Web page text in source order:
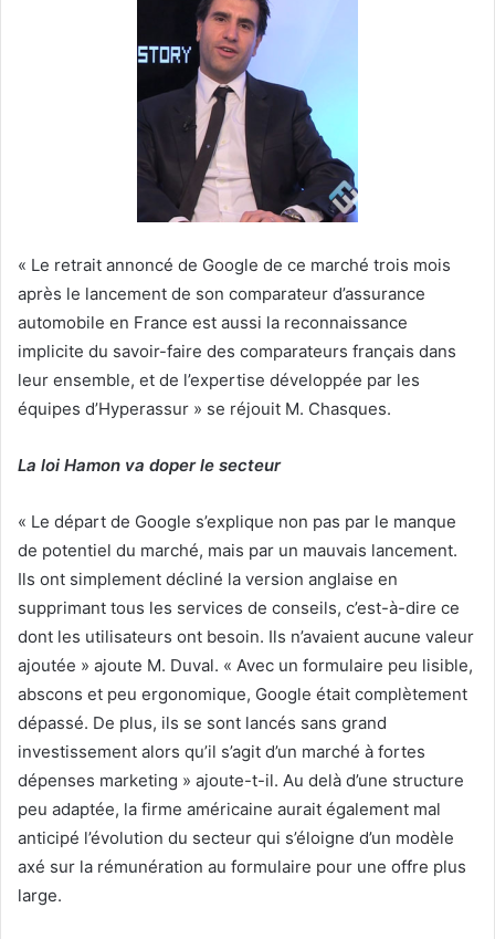
« Le retrait annoncé de Google de ce marché trois mois
après le lancement de son comparateur d’assurance
automobile en France est aussi la reconnaissance
implicite du savoir-faire des comparateurs français dans
leur ensemble, et de l’expertise développée par les
équipes d’Hyperassur » se réjouit M. Chasques.
La loi Hamon va doper le secteur
« Le départ de Google s’explique non pas par le manque
de potentiel du marché, mais par un mauvais lancement.
Ils ont simplement décliné la version anglaise en
supprimant tous les services de conseils, c’est-à-dire ce
dont les utilisateurs ont besoin. Ils n’avaient aucune valeur
ajoutée » ajoute M. Duval. « Avec un formulaire peu lisible,
abscons et peu ergonomique, Google était complètement
dépassé. De plus, ils se sont lancés sans grand
investissement alors qu’il s’agit d’un marché à fortes
dépenses marketing » ajoute-t-il. Au delà d’une structure
peu adaptée, la firme américaine aurait également mal
anticipé l’évolution du secteur qui s’éloigne d’un modèle
axé sur la rémunération au formulaire pour une offre plus
large.